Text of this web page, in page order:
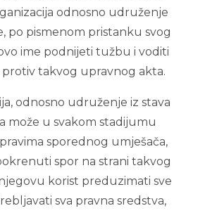
odnosno udruženje
po pismenom pristanku svog
ime podnijeti tužbu i voditi
takvog upravnog akta.
odnosno udruženje iz stava
može u svakom stadijumu
sporednog umješača,
spor na strani takvog
korist preduzimati sve
sva pravna sredstva,